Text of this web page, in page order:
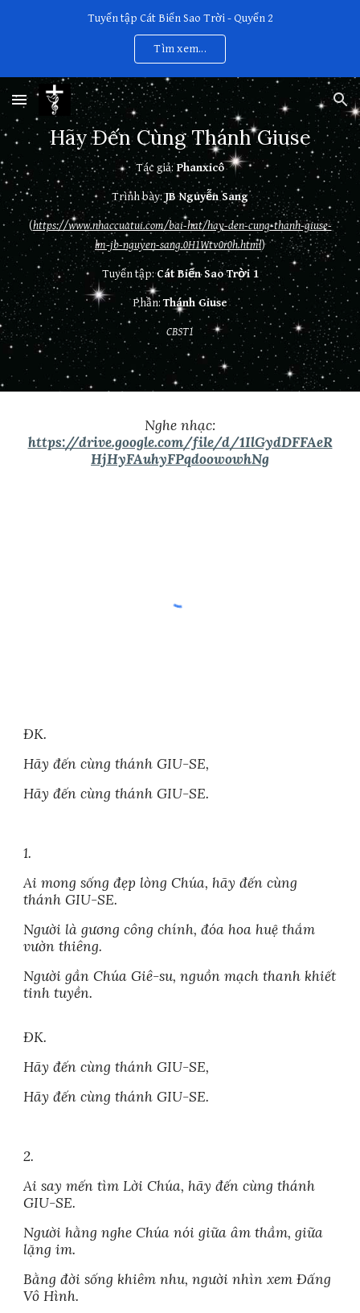
Tuyển tập Cát Biển Sao Trời - Quyển 2
Tìm xem...
Hãy Đến Cùng Thánh Giuse
Tác giả:Phanxicô
Trình bày:JB Nguyễn Sang
(https://www.nhaccuatui.com/bai-hat/hay-den-cung-thanh-giuse-
lm-jb-nguyen-sang.0H1Wtv0r0h.html)
Tuyển tập:Cát Biển Sao Trời 1
Phần:Thánh Giuse
CBST1
Nghe nhạc:
https://drive.google.com/file/d/1IlGydDFFAeR
HjHyFAuhyFPqdoowowhNg
ĐK.
Hãy đến cùng thánh GIU-SE,
Hãy đến cùng thánh GIU-SE.
1.
Ai mong sống đẹp lòng Chúa, hãy đến cùng
thánh GIU-SE.
Người là gương công chính, đóa hoa huệ thắm
vườn thiêng.
Người gần Chúa Giê-su, nguồn mạch thanh khiết
tinh tuyền.
ĐK.
Hãy đến cùng thánh GIU-SE,
Hãy đến cùng thánh GIU-SE.
2.
Ai say mến tìm Lời Chúa, hãy đến cùng thánh
GIU-SE.
Người hằng nghe Chúa nói giữa âm thầm, giữa
lặng im.
Bằng đời sống khiêm nhu, người nhìn xem Đấng
Vô Hình.